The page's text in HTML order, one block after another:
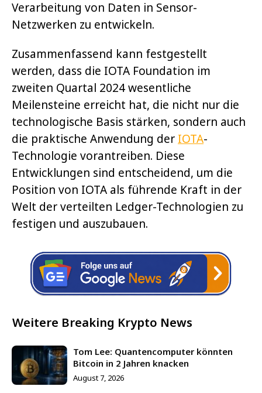
Verarbeitung von Daten in Sensor-
Netzwerken zu entwickeln.
Zusammenfassend kann festgestellt
werden, dass die IOTA Foundation im
zweiten Quartal 2024 wesentliche
Meilensteine erreicht hat, die nicht nur die
technologische Basis stärken, sondern auch
die praktische Anwendung der IOTA-
Technologie vorantreiben. Diese
Entwicklungen sind entscheidend, um die
Position von IOTA als führende Kraft in der
Welt der verteilten Ledger-Technologien zu
festigen und auszubauen.
Weitere Breaking Krypto News
Tom Lee: Quantencomputer könnten
Bitcoin in 2 Jahren knacken
August 7, 2026